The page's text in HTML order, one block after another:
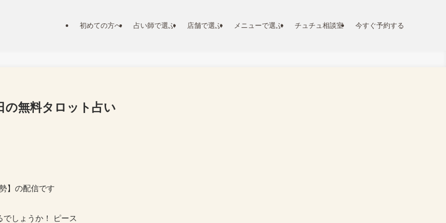
初めての方へ 占い師で選ぶ 店舗で選ぶ メニューで選ぶ チュチュ相談室 今すぐ予約する
の無料タロット占い
】の配信です
しょうか！ ピース